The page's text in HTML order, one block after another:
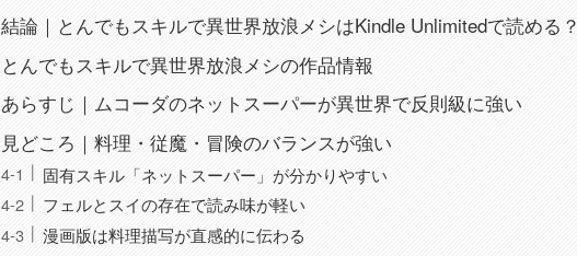
結論｜とんでもスキルで異世界放浪メシはKindle Unlimitedで読める？
とんでもスキルで異世界放浪メシの作品情報
あらすじ｜ムコーダのネットスーパーが異世界で反則級に強い
見どころ｜料理・従魔・冒険のバランスが強い
固有スキル「ネットスーパー」が分かりやすい
フェルとスイの存在で読み味が軽い
漫画版は料理描写が直感的に伝わる